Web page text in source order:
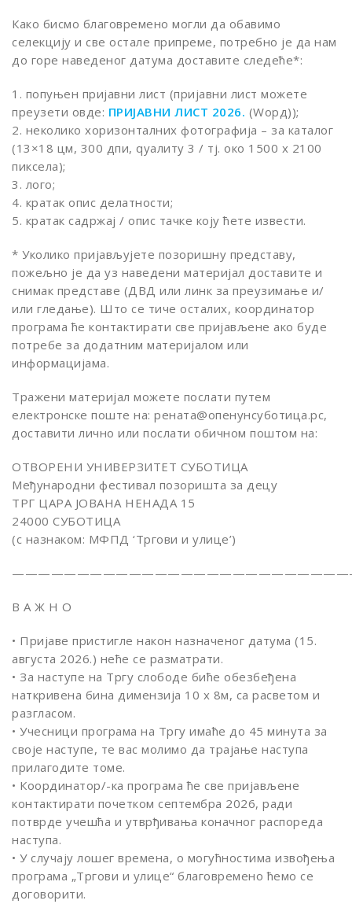
Како бисмо благовремено могли да обавимо
селекцију и све остале припреме, потребно је да нам
до горе наведеног датума доставите следеће*:
1. попуњен пријавни лист (пријавни лист можете
преузети овде: ПРИЈАВНИ ЛИСТ 2026. (Wорд));
2. неколико хоризонталних фотографија – за каталог
(13×18 цм, 300 дпи, qуалитy 3 / тј. око 1500 x 2100
пиксела);
3. лого;
4. кратак опис делатности;
5. кратак садржај / опис тачке коју ћете извести.
* Уколико пријављујете позоришну представу,
пожељно је да уз наведени материјал доставите и
снимак представе (ДВД или линк за преузимање и/
или гледање). Што се тиче осталих, координатор
програма ће контактирати све пријављене ако буде
потребе за додатним материјалом или
информацијама.
Тражени материјал можете послати путем
електронске поште на: рената@опенунсуботица.рс,
доставити лично или послати обичном поштом на:
ОТВОРЕНИ УНИВЕРЗИТЕТ СУБОТИЦА
Међународни фестивал позоришта за децу
ТРГ ЦАРА ЈОВАНА НЕНАДА 15
24000 СУБОТИЦА
(с назнаком: МФПД ‘Тргови и улице’)
В А Ж Н О
• Пријаве пристигле након назначеног датума (15.
августа 2026.) неће се разматрати.
• За наступе на Тргу слободе биће обезбеђена
наткривена бина димензија 10 x 8м, са расветом и
разгласом.
• Учесници програма на Тргу имаће до 45 минута за
своје наступе, те вас молимо да трајање наступа
прилагодите томе.
• Координатор/-ка програма ће све пријављене
контактирати почетком септембра 2026, ради
потврде учешћа и утврђивања коначног распореда
наступа.
• У случају лошег времена, о могућностима извођења
програма „Тргови и улице“ благовремено ћемо се
договорити.